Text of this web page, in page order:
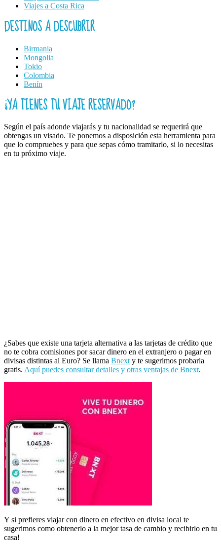
Viajes a Costa Rica
DESTINOS A DESCUBRIR
Birmania
Mongolia
Tokio
Colombia
Benín
¿YA TIENES TU VIAJE RESERVADO?
Según el país adonde viajarás y tu nacionalidad se requerirá que
obtengas un visado. Te ponemos a disposición esta herramienta para
que lo compruebes y para que sepas cómo tramitarlo, si lo necesitas
en tu próximo viaje.
¿Sabes que existe una tarjeta alternativa a las tarjetas de crédito que
no te cobra comisiones por sacar dinero en el extranjero o pagar en
divisas distintas al Euro? Se llama Bnext y te sugerimos probarla
gratis. Aquí puedes consultar detalles y otras ventajas de Bnext.
Y si prefieres viajar con dinero en efectivo en divisa local te
sugerimos como obtenerlo a la mejor tasa de cambio y recibirlo en tu
casa!